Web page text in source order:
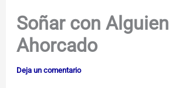
Soñar con Alguien
Ahorcado
Deja un comentario